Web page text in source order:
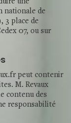
nationale de
3 place de
07, ou sur
peut contenir
M. Revaux
contenu des
responsabilité